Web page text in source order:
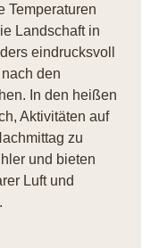
Temperaturen
Landschaft in
eindrucksvoll
den
In den heißen
Aktivitäten auf
zu
und bieten
Luft und